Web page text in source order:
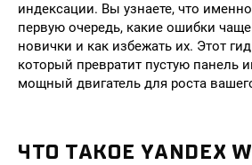
индексации. Вы узнаете, что
первую очередь, какие ошибки
новички и как избежать их. Этот
который превратит пустую панель
мощный двигатель для роста
ЧТО ТАКОЕ YANDEX